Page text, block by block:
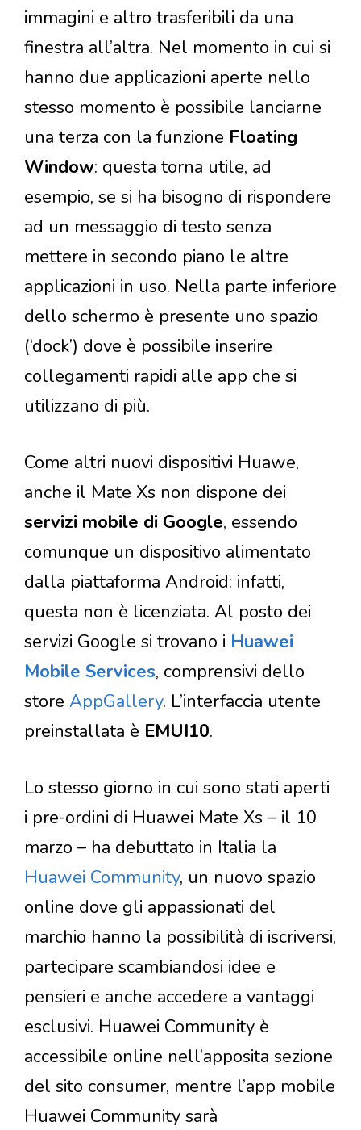
immagini e altro trasferibili da una
finestra all’altra. Nel momento in cui si
hanno due applicazioni aperte nello
stesso momento è possibile lanciarne
una terza con la funzione Floating
Window: questa torna utile, ad
esempio, se si ha bisogno di rispondere
ad un messaggio di testo senza
mettere in secondo piano le altre
applicazioni in uso. Nella parte inferiore
dello schermo è presente uno spazio
(‘dock’) dove è possibile inserire
collegamenti rapidi alle app che si
utilizzano di più.
Come altri nuovi dispositivi Huawe,
anche il Mate Xs non dispone dei
servizi mobile di Google, essendo
comunque un dispositivo alimentato
dalla piattaforma Android: infatti,
questa non è licenziata. Al posto dei
servizi Google si trovano i Huawei
Mobile Services, comprensivi dello
store AppGallery. L’interfaccia utente
preinstallata è EMUI10.
Lo stesso giorno in cui sono stati aperti
i pre-ordini di Huawei Mate Xs – il 10
marzo – ha debuttato in Italia la
Huawei Community, un nuovo spazio
online dove gli appassionati del
marchio hanno la possibilità di iscriversi,
partecipare scambiandosi idee e
pensieri e anche accedere a vantaggi
esclusivi. Huawei Community è
accessibile online nell’apposita sezione
del sito consumer, mentre l’app mobile
Huawei Community sarà